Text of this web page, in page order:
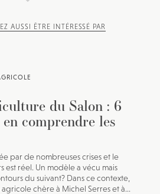
AUSSI ÊTRE INTÉRESSÉ PAR
du Salon : 6
comprendre les
par de nombreuses crises et le
est réel. Un modèle a vécu mais
du suivant? Dans ce contexte,
chère à Michel Serres et à...